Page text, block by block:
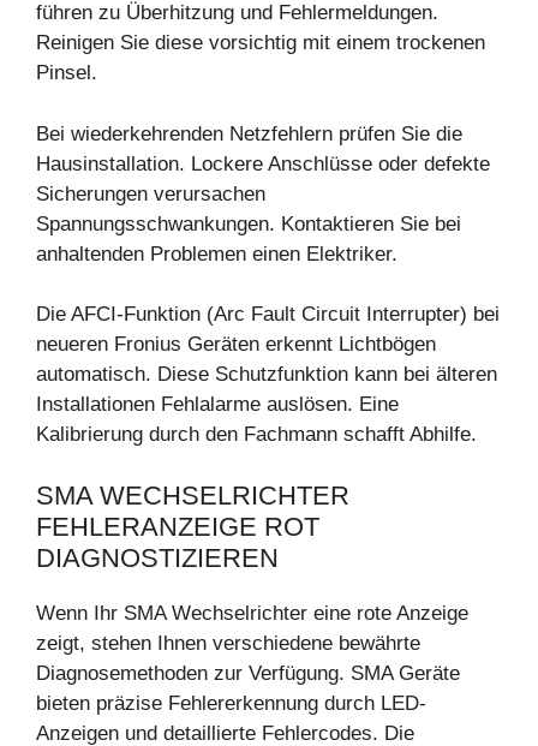
führen zu Überhitzung und Fehlermeldungen.
Reinigen Sie diese vorsichtig mit einem trockenen
Pinsel.
Bei wiederkehrenden Netzfehlern prüfen Sie die
Hausinstallation. Lockere Anschlüsse oder defekte
Sicherungen verursachen
Spannungsschwankungen. Kontaktieren Sie bei
anhaltenden Problemen einen Elektriker.
Die AFCI-Funktion (Arc Fault Circuit Interrupter) bei
neueren Fronius Geräten erkennt Lichtbögen
automatisch. Diese Schutzfunktion kann bei älteren
Installationen Fehlalarme auslösen. Eine
Kalibrierung durch den Fachmann schafft Abhilfe.
SMA WECHSELRICHTER
FEHLERANZEIGE ROT
DIAGNOSTIZIEREN
Wenn Ihr SMA Wechselrichter eine rote Anzeige
zeigt, stehen Ihnen verschiedene bewährte
Diagnosemethoden zur Verfügung. SMA Geräte
bieten präzise Fehlererkennung durch LED-
Anzeigen und detaillierte Fehlercodes. Die